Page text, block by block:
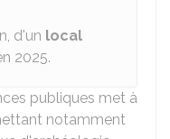
d'un local
2025.
publiques met à
notamment